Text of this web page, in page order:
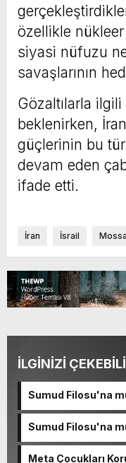
özellikle
siyasi nüfuzu
savaşlarının
Gözaltılarla
beklenirken,
güçlerinin bu
devam eden
ifade etti.
İran İsrail
İLGİNİZİ
Sumud Filosu'na
Sumud Filosu'na
Meta Çocukları